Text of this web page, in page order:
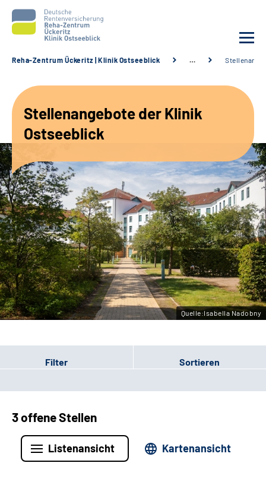
Unsere Angebote
Karriere
Sozialdienste & Zuweisende
Suche
Leichte Sprache
Gebärdensprache
Reha-Zentrum Ückeritz | Klinik Ostseeblick …
Stellenangebote der Klinik
Ostseeblick
Quelle:Isabella Nadobny
Filter Sortieren
3 offene Stellen
Listenansicht Kartenansicht